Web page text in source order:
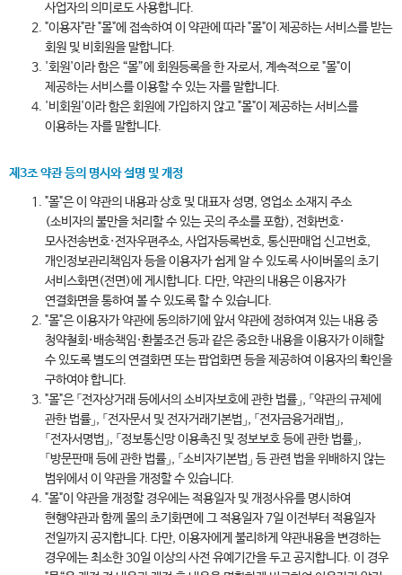
사업자의 의미로도 사용합니다.
"이용자"란 "몰"에 접속하여 이 약관에 따라 "몰"이 제공하는 서비스를 받는
회원 및 비회원을 말합니다.
'회원'이라 함은 “몰”에 회원등록을 한 자로서, 계속적으로 "몰"이
제공하는 서비스를 이용할 수 있는 자를 말합니다.
'비회원'이라 함은 회원에 가입하지 않고 "몰"이 제공하는 서비스를
이용하는 자를 말합니다.
제3조 약관 등의 명시와 설명 및 개정
"몰"은 이 약관의 내용과 상호 및 대표자 성명, 영업소 소재지 주소
(소비자의 불만을 처리할 수 있는 곳의 주소를 포함), 전화번호·
모사전송번호·전자우편주소, 사업자등록번호, 통신판매업 신고번호,
개인정보관리책임자 등을 이용자가 쉽게 알 수 있도록 사이버몰의 초기
서비스화면(전면)에 게시합니다. 다만, 약관의 내용은 이용자가
연결화면을 통하여 볼 수 있도록 할 수 있습니다.
"몰"은 이용자가 약관에 동의하기에 앞서 약관에 정하여져 있는 내용 중
청약철회·배송책임·환불조건 등과 같은 중요한 내용을 이용자가 이해할
수 있도록 별도의 연결화면 또는 팝업화면 등을 제공하여 이용자의 확인을
구하여야 합니다.
"몰"은 「전자상거래 등에서의 소비자보호에 관한 법률」, 「약관의 규제에
관한 법률」, 「전자문서 및 전자거래기본법」, 「전자금융거래법」,
「전자서명법」, 「정보통신망 이용촉진 및 정보보호 등에 관한 법률」,
「방문판매 등에 관한 법률」, 「소비자기본법」 등 관련 법을 위배하지 않는
범위에서 이 약관을 개정할 수 있습니다.
"몰"이 약관을 개정할 경우에는 적용일자 및 개정사유를 명시하여
현행약관과 함께 몰의 초기화면에 그 적용일자 7일 이전부터 적용일자
전일까지 공지합니다. 다만, 이용자에게 불리하게 약관내용을 변경하는
경우에는 최소한 30일 이상의 사전 유예기간을 두고 공지합니다. 이 경우